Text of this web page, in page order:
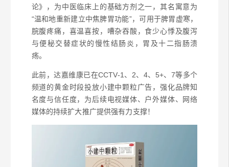
论》，为中医临床上的基础方剂之一，其名寓意为
“温和地重新建立中焦脾胃功能”，可用于脾胃虚寒，
脘腹疼痛，喜温喜按，嘈杂吞酸，食少心悸及腹泻
与便秘交替症状的慢性结肠炎，胃及十二指肠溃
疡。
此前，达嘉维康已在CCTV-1、2、4、5+、7等多个
频道的黄金时段投放小建中颗粒广告，强化品牌知
名度与信任度，为后续电视媒体、户外媒体、网络
媒体的持续扩大推广提供强有力支撑！